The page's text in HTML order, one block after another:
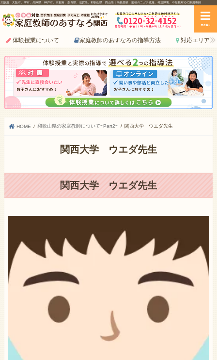
大阪府、大阪市、堺市、兵庫県、神戸市、京都府、奈良県、滋賀県、和歌山県、岡山県｜高校受験、勉強のニガテ克服、発達障害、不登校対応の家庭教師
menu
体験授業について 家庭教師のあすなろの指導方法 対応エリア
HOME 和歌山県の家庭教師について~Part2~ 関西大学 ウエダ先生
関西大学 ウエダ先生
関西大学 ウエダ先生